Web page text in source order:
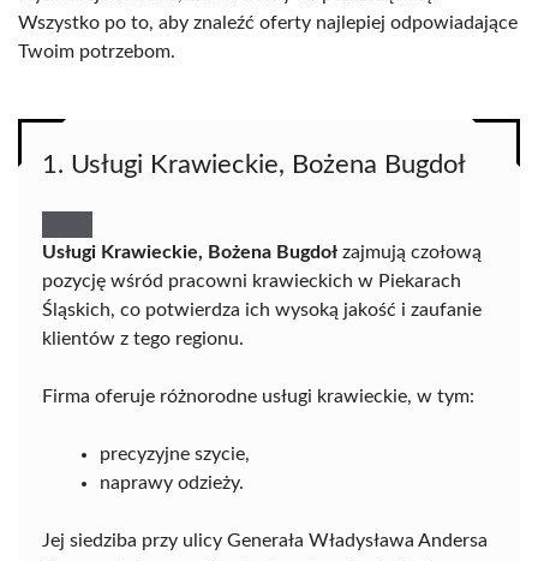
Wszystko po to, aby znaleźć oferty najlepiej odpowiadające
Twoim potrzebom.
1. Usługi Krawieckie, Bożena Bugdoł
Usługi Krawieckie, Bożena Bugdoł zajmują czołową
pozycję wśród pracowni krawieckich w Piekarach
Śląskich, co potwierdza ich wysoką jakość i zaufanie
klientów z tego regionu.
Firma oferuje różnorodne usługi krawieckie, w tym:
precyzyjne szycie,
naprawy odzieży.
Jej siedziba przy ulicy Generała Władysława Andersa